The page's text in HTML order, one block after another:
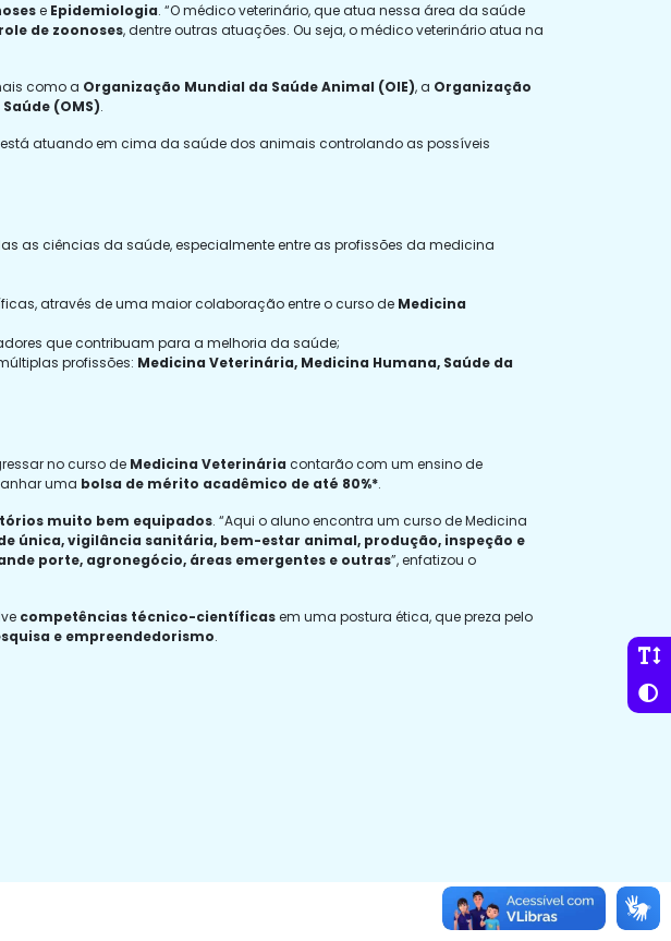
e Epidemiologia. “O médico veterinário, que atua nessa área da saúde
de zoonoses, dentre outras atuações. Ou seja, o médico veterinário atua na
como a Organização Mundial da Saúde Animal (OIE), a Organização
(OMS).
atuando em cima da saúde dos animais controlando as possíveis
as ciências da saúde, especialmente entre as profissões da medicina
através de uma maior colaboração entre o curso de Medicina
que contribuam para a melhoria da saúde;
profissões: Medicina Veterinária, Medicina Humana, Saúde da
no curso de Medicina Veterinária contarão com um ensino de
uma bolsa de mérito acadêmico de até 80%*.
muito bem equipados. “Aqui o aluno encontra um curso de Medicina
única, vigilância sanitária, bem-estar animal, produção, inspeção e
porte, agronegócio, áreas emergentes e outras”, enfatizou o
competências técnico-científicasem uma postura ética, que preza pelo
e empreendedorismo.